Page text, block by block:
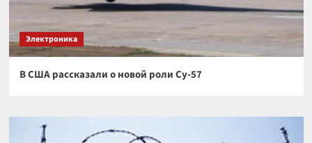
Электроника
В США рассказали о новой роли Су-57